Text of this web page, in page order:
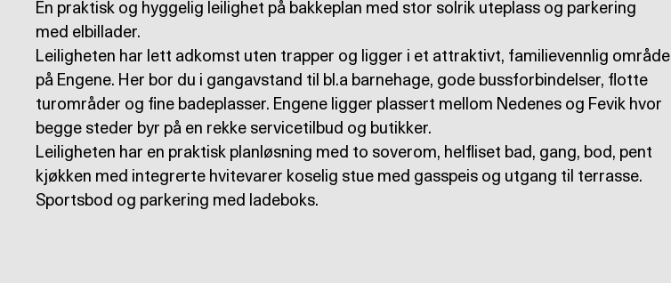
En praktisk og hyggelig leilighet på bakkeplan med stor solrik uteplass og parkering
med elbillader.
Leiligheten har lett adkomst uten trapper og ligger i et attraktivt, familievennlig område
på Engene. Her bor du i gangavstand til bl.a barnehage, gode bussforbindelser, flotte
turområder og fine badeplasser. Engene ligger plassert mellom Nedenes og Fevik hvor
begge steder byr på en rekke servicetilbud og butikker.
Leiligheten har en praktisk planløsning med to soverom, helfliset bad, gang, bod, pent
kjøkken med integrerte hvitevarer koselig stue med gasspeis og utgang til terrasse.
Sportsbod og parkering med ladeboks.